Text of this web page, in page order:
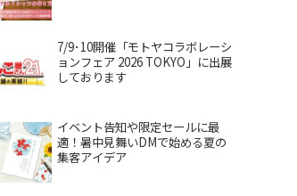
7/9･10開催「モトヤコラボレーシ
ョンフェア 2026 TOKYO」に出展
しております
イベント告知や限定セールに最
適！暑中見舞いDMで始める夏の
集客アイデア